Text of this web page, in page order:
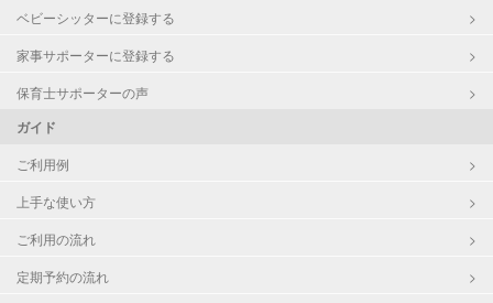
ベビーシッターに登録する
家事サポーターに登録する
保育士サポーターの声
ガイド
ご利用例
上手な使い方
ご利用の流れ
定期予約の流れ